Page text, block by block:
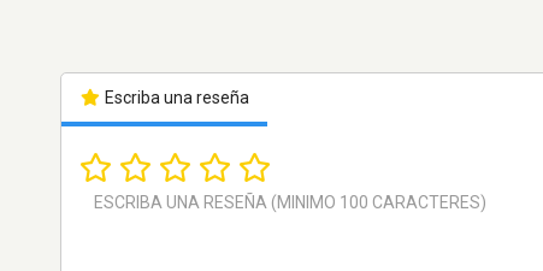
Escriba una reseña